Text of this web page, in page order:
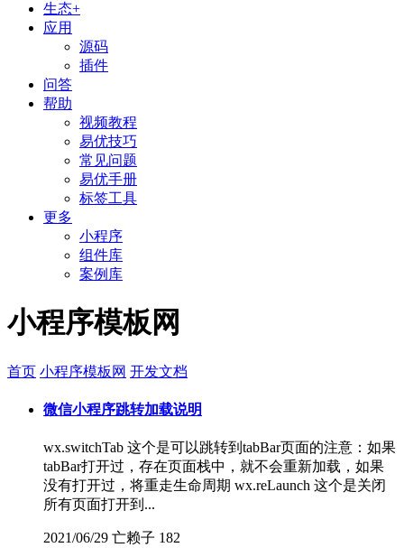
生态+
应用
源码
插件
问答
帮助
视频教程
易优技巧
常见问题
易优手册
标签工具
更多
小程序
组件库
案例库
小程序模板网
首页 小程序模板网 开发文档
微信小程序跳转加载说明
wx.switchTab 这个是可以跳转到tabBar页面的注意：如果
tabBar打开过，存在页面栈中，就不会重新加载，如果
没有打开过，将重走生命周期 wx.reLaunch 这个是关闭
所有页面打开到...
2021/06/29 亡赖子 182